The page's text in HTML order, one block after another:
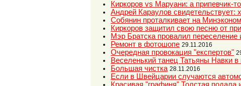
Киркоров vs Маруани: а припевчик-
Андрей Караулов свидетельствует:
Собянин проталкивает на
Киркоров защитил свою песню от
Мэр Братска провалил переселение
Ремонт в фотошопе 29.11.2016
Очередная провокация "експертов"
Веселенький танец Татьяны Навки в
Большая чистка 28.11.2016
Если в Швейцарии случаются